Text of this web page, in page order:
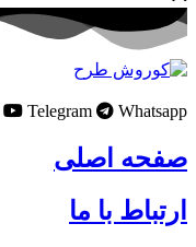
Telegram Whatsapp
صفحه اصلی
ارتباط با ما